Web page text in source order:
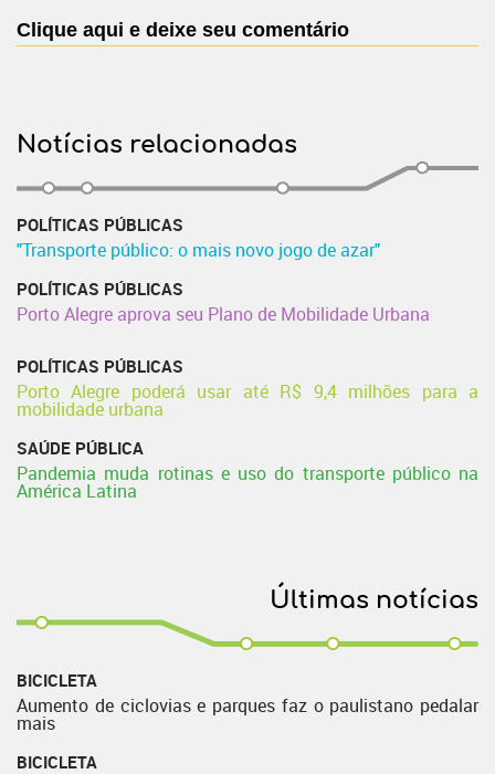
Clique aqui e deixe seu comentário
Notícias relacionadas
POLÍTICAS PÚBLICAS
"Transporte público: o mais novo jogo de azar"
POLÍTICAS PÚBLICAS
Porto Alegre aprova seu Plano de Mobilidade Urbana
POLÍTICAS PÚBLICAS
Porto Alegre poderá usar até R$ 9,4 milhões para a
mobilidade urbana
SAÚDE PÚBLICA
Pandemia muda rotinas e uso do transporte público na
América Latina
Últimas notícias
BICICLETA
Aumento de ciclovias e parques faz o paulistano pedalar
mais
BICICLETA